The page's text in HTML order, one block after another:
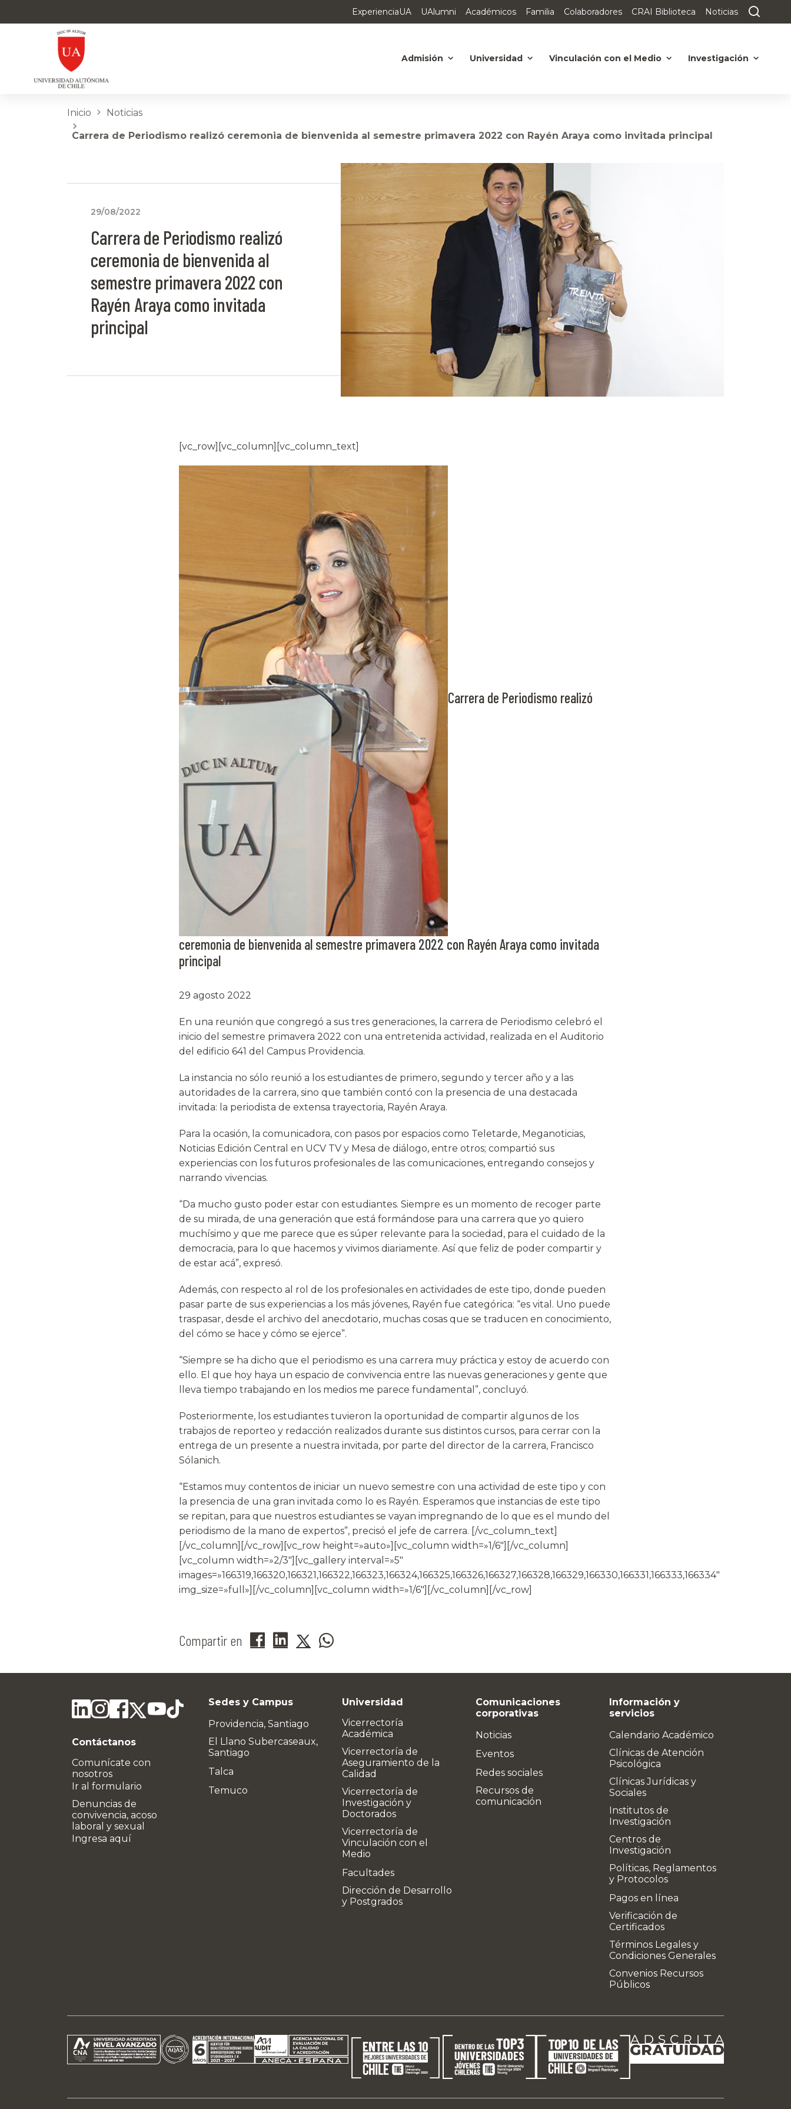
ExperienciaUA UAlumni Académicos Familia Colaboradores CRAI Biblioteca Noticias
Admisión Universidad Vinculación con el Medio Investigación
Inicio Noticias
Carrera de Periodismo realizó ceremonia de bienvenida al semestre primavera 2022 con Rayén Araya como invitada principal
29/08/2022
Carrera de Periodismo realizó
ceremonia de bienvenida al
semestre primavera 2022 con
Rayén Araya como invitada
principal
[vc_row][vc_column][vc_column_text]
Carrera de Periodismo realizó
ceremonia de bienvenida al semestre primavera 2022 con Rayén Araya como invitada
principal
29 agosto 2022
En una reunión que congregó a sus tres generaciones, la carrera de Periodismo celebró el
inicio del semestre primavera 2022 con una entretenida actividad, realizada en el Auditorio
del edificio 641 del Campus Providencia.
La instancia no sólo reunió a los estudiantes de primero, segundo y tercer año y a las
autoridades de la carrera, sino que también contó con la presencia de una destacada
invitada: la periodista de extensa trayectoria, Rayén Araya.
Para la ocasión, la comunicadora, con pasos por espacios como Teletarde, Meganoticias,
Noticias Edición Central en UCV TV y Mesa de diálogo, entre otros; compartió sus
experiencias con los futuros profesionales de las comunicaciones, entregando consejos y
narrando vivencias.
“Da mucho gusto poder estar con estudiantes. Siempre es un momento de recoger parte
de su mirada, de una generación que está formándose para una carrera que yo quiero
muchísimo y que me parece que es súper relevante para la sociedad, para el cuidado de la
democracia, para lo que hacemos y vivimos diariamente. Así que feliz de poder compartir y
de estar acá”, expresó.
Además, con respecto al rol de los profesionales en actividades de este tipo, donde pueden
pasar parte de sus experiencias a los más jóvenes, Rayén fue categórica: “es vital. Uno puede
traspasar, desde el archivo del anecdotario, muchas cosas que se traducen en conocimiento,
del cómo se hace y cómo se ejerce”.
“Siempre se ha dicho que el periodismo es una carrera muy práctica y estoy de acuerdo con
ello. El que hoy haya un espacio de convivencia entre las nuevas generaciones y gente que
lleva tiempo trabajando en los medios me parece fundamental”, concluyó.
Posteriormente, los estudiantes tuvieron la oportunidad de compartir algunos de los
trabajos de reporteo y redacción realizados durante sus distintos cursos, para cerrar con la
entrega de un presente a nuestra invitada, por parte del director de la carrera, Francisco
Sólanich.
“Estamos muy contentos de iniciar un nuevo semestre con una actividad de este tipo y con
la presencia de una gran invitada como lo es Rayén. Esperamos que instancias de este tipo
se repitan, para que nuestros estudiantes se vayan impregnando de lo que es el mundo del
periodismo de la mano de expertos”, precisó el jefe de carrera. [/vc_column_text]
[/vc_column][/vc_row][vc_row height=»auto»][vc_column width=»1/6″][/vc_column]
[vc_column width=»2/3″][vc_gallery interval=»5″
images=»166319,166320,166321,166322,166323,166324,166325,166326,166327,166328,166329,166330,166331,166333,166334″
img_size=»full»][/vc_column][vc_column width=»1/6″][/vc_column][/vc_row]
Compartir en
Contáctanos
Comunícate con
nosotros
Ir al formulario
Denuncias de
convivencia, acoso
laboral y sexual
Ingresa aquí
Sedes y Campus
Providencia, Santiago
El Llano Subercaseaux,
Santiago
Talca
Temuco
Universidad
Vicerrectoría
Académica
Vicerrectoría de
Aseguramiento de la
Calidad
Vicerrectoría de
Investigación y
Doctorados
Vicerrectoría de
Vinculación con el
Medio
Facultades
Dirección de Desarrollo
y Postgrados
Comunicaciones
corporativas
Noticias
Eventos
Redes sociales
Recursos de
comunicación
Información y
servicios
Calendario Académico
Clínicas de Atención
Psicológica
Clínicas Jurídicas y
Sociales
Institutos de
Investigación
Centros de
Investigación
Políticas, Reglamentos
y Protocolos
Pagos en línea
Verificación de
Certificados
Términos Legales y
Condiciones Generales
Convenios Recursos
Públicos